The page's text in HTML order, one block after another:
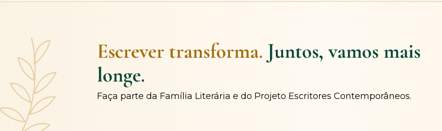
Escrever transforma. Juntos, vamos mais
longe.
Faça parte da Família Literária e do Projeto Escritores Contemporâneos.